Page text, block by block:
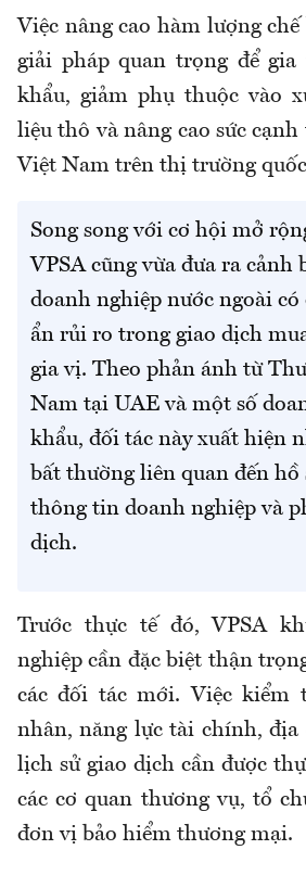
Việc nâng cao hàm lượng
giải pháp quan trọng để
khẩu, giảm phụ thuộc vào
liệu thô và nâng cao sức
Việt Nam trên thị trường
Song song với cơ hội mở
VPSA cũng vừa đưa ra cảnh
doanh nghiệp nước ngoài
ẩn rủi ro trong giao dịch
gia vị. Theo phản ánh từ
Nam tại UAE và một số
khẩu, đối tác này xuất hiện
bất thường liên quan đến hồ
thông tin doanh nghiệp và
dịch.
Trước thực tế đó, VPSA
nghiệp cần đặc biệt thận
các đối tác mới. Việc kiểm
nhân, năng lực tài chính, địa
lịch sử giao dịch cần được
các cơ quan thương vụ, tổ
đơn vị bảo hiểm thương mại.